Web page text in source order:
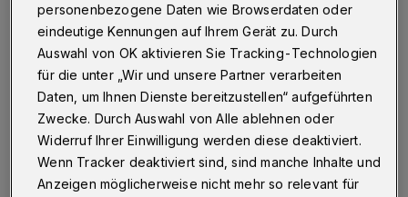
D ie CDU Ronsdorf ist über die neue
Diskussion zum Ausbau der L419
irritiert. Sie ist nicht neu, sie war noch nie
beendet. Die alte Diskussion war nur etwas
leiser geworden und hat seit Anfang 2023
personenbezogene Daten wie Browserdaten oder
eindeutige Kennungen auf Ihrem Gerät zu. Durch
Auswahl von OK aktivieren Sie Tracking-Technologien
für die unter „Wir und unsere Partner verarbeiten
Daten, um Ihnen Dienste bereitzustellen“ aufgeführten
Zwecke. Durch Auswahl von Alle ablehnen oder
Widerruf Ihrer Einwilligung werden diese deaktiviert.
Wenn Tracker deaktiviert sind, sind manche Inhalte und
Anzeigen möglicherweise nicht mehr so relevant für